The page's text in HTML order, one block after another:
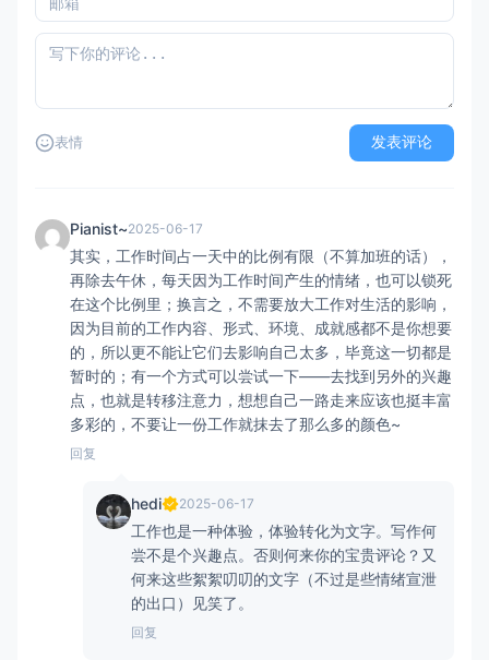
表情 发表评论
Pianist~2025-06-17
其实，工作时间占一天中的比例有限（不算加班的话），
再除去午休，每天因为工作时间产生的情绪，也可以锁死
在这个比例里；换言之，不需要放大工作对生活的影响，
因为目前的工作内容、形式、环境、成就感都不是你想要
的，所以更不能让它们去影响自己太多，毕竟这一切都是
暂时的；有一个方式可以尝试一下——去找到另外的兴趣
点，也就是转移注意力，想想自己一路走来应该也挺丰富
多彩的，不要让一份工作就抹去了那么多的颜色~
回复
hedi 2025-06-17
工作也是一种体验，体验转化为文字。写作何
尝不是个兴趣点。否则何来你的宝贵评论？又
何来这些絮絮叨叨的文字（不过是些情绪宣泄
的出口）见笑了。
回复